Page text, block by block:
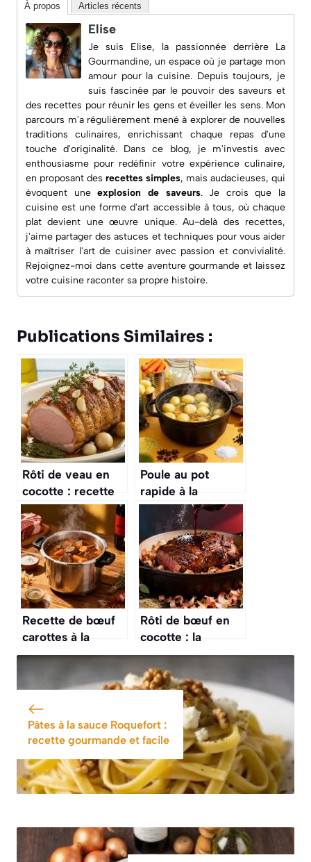
À propos Articles récents
Elise
Je suis Elise, la passionnée derrière La
Gourmandine, un espace où je partage mon
amour pour la cuisine. Depuis toujours, je
suis fascinée par le pouvoir des saveurs et
des recettes pour réunir les gens et éveiller les sens. Mon
parcours m'a régulièrement mené à explorer de nouvelles
traditions culinaires, enrichissant chaque repas d'une
touche d'originalité. Dans ce blog, je m'investis avec
enthousiasme pour redéfinir votre expérience culinaire,
en proposant des recettes simples, mais audacieuses, qui
évoquent uneexplosion de saveurs. Je crois que la
cuisine est une forme d'art accessible à tous, où chaque
plat devient une œuvre unique. Au-delà des recettes,
j'aime partager des astuces et techniques pour vous aider
à maîtriser l'art de cuisiner avec passion et convivialité.
Rejoignez-moi dans cette aventure gourmande et laissez
votre cuisine raconter sa propre histoire.
Publications Similaires :
Rôti de veau en
cocotte : recette
savoureuse et
facile à préparer
Poule au pot
rapide à la
cocotte-minute
Recette de bœuf
carottes à la
cocotte-minute
Rôti de bœuf en
cocotte : la
recette
savoureuse
Pâtes à la sauce Roquefort :
recette gourmande et facile